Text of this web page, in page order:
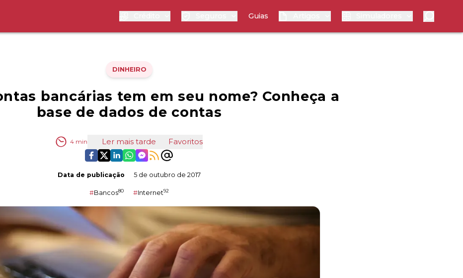
Guias
DINHEIRO
bancárias tem em seu nome? Conheça a
base de dados de contas
4min Ler mais tarde Favoritos
Data de publicação 5 de outubro de 2017
#Bancos80 #Internet92